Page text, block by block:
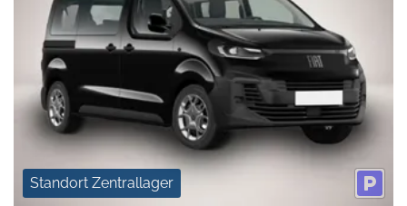
Standort Zentrallager